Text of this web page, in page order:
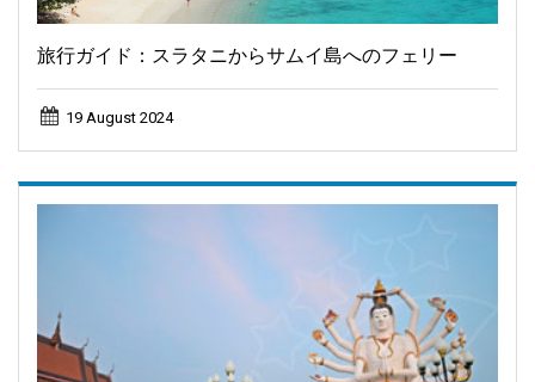
旅行ガイド：スラタニからサムイ島へのフェリー
19 August 2024